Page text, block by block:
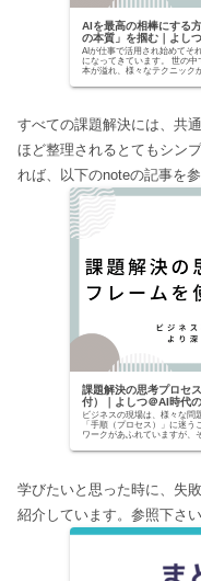
AIを最高の相棒にする
の本質」を掴む｜よし
AIが仕事で活用され始めてそ
になってきています。 世の
本が溢れ、様々なテクニック
すべての課題解決には、共
ほど整理されるとてもシン
れば、以下のnoteの記事を参
課題解決の思考プロセ
付）｜よしつ＠AI時代
ビジネスの現場は、様々な問
「手順（プロセス）」に迷
ワークがあふれていますが、
学びたいと思った時に、失
紹介しています。参照下さい